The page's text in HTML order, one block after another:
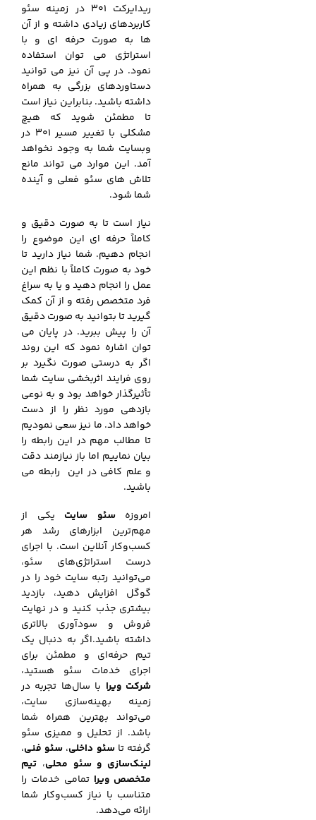
ریدایرکت 301 در زمینه سئو
کاربردهای زیادی داشته و از آن
ها به صورت حرفه ای و با
استراتژی می توان استفاده
نمود. در پی آن نیز می توانید
دستاوردهای بزرگی به همراه
داشته باشید. بنابراین نیاز است
تا مطمئن شوید که هیچ
مشکلی با تغییر مسیر 301 در
وبسایت شما به وجود نخواهد
آمد. این موارد می تواند مانع
تلاش های سئو فعلی و آینده
شما شود.
نیاز است تا به صورت دقیق و
کاملاً حرفه ای این موضوع را
انجام دهیم. شما نیاز دارید تا
خود به صورت کاملاً با نظم این
عمل را انجام دهید و یا به سراغ
فرد متخصص رفته و از آن کمک
گیرید تا بتوانید به صورت دقیق
آن را پیش ببرید. در پایان می
توان اشاره نمود که این روند
اگر به درستی صورت نگیرد بر
روی فرایند اثربخشی سایت شما
تأثیرگذار خواهد بود و به نوعی
بازدهی مورد نظر را از دست
خواهد داد. ما نیز سعی نمودیم
تا مطالب مهم در این رابطه را
بیان نماییم اما باز نیازمند دقت
و علم کافی در این رابطه می
باشید.
امروزهسئو سایت یکی از
مهم‌ترین ابزارهای رشد هر
کسب‌وکار آنلاین است. با اجرای
درست استراتژی‌های سئو،
می‌توانید رتبه سایت خود را در
گوگل افزایش دهید، بازدید
بیشتری جذب کنید و در نهایت
فروش و سودآوری بالاتری
داشته باشید.اگر به دنبال یک
تیم حرفه‌ای و مطمئن برای
اجرای خدمات سئو هستید،
شرکت ویرا با سال‌ها تجربه در
زمینه بهینه‌سازی سایت،
می‌تواند بهترین همراه شما
باشد. از تحلیل و ممیزی سئو
گرفته تا سئو داخلی، سئو فنی،
لینک‌سازی و سئو محلی، تیم
متخصص ویرا تمامی خدمات را
متناسب با نیاز کسب‌وکار شما
ارائه می‌دهد.